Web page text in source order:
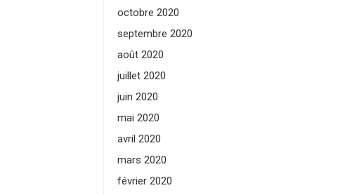
octobre 2020
septembre 2020
août 2020
juillet 2020
juin 2020
mai 2020
avril 2020
mars 2020
février 2020